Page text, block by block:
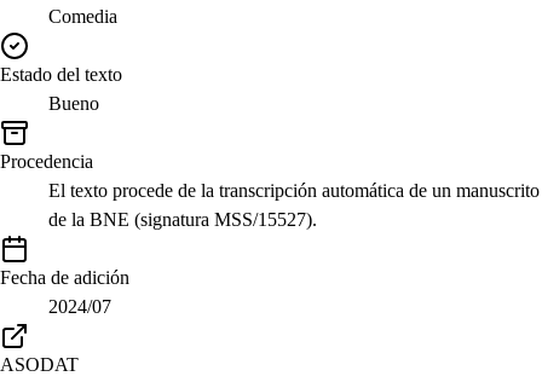
Comedia
Estado del texto
Bueno
Procedencia
El texto procede de la transcripción automática de un manuscrito
de la BNE (signatura MSS/15527).
Fecha de adición
2024/07
ASODAT